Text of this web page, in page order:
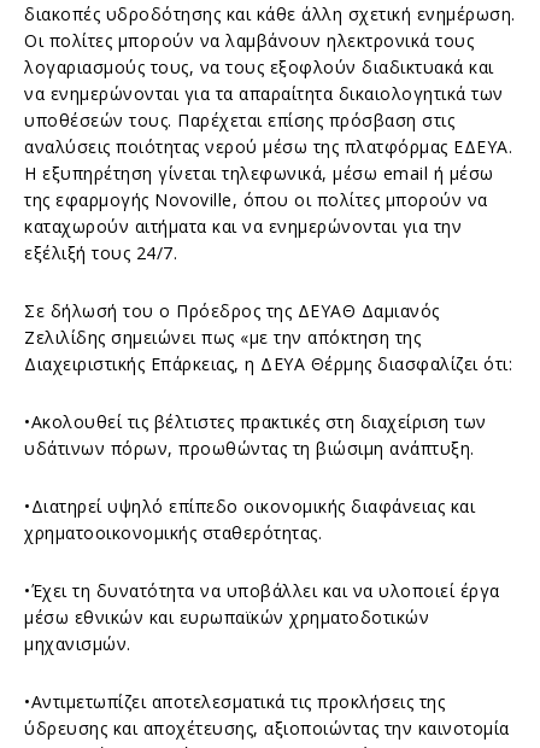
διακοπές υδροδότησης και κάθε άλλη σχετική ενημέρωση.
Οι πολίτες μπορούν να λαμβάνουν ηλεκτρονικά τους
λογαριασμούς τους, να τους εξοφλούν διαδικτυακά και
να ενημερώνονται για τα απαραίτητα δικαιολογητικά των
υποθέσεών τους. Παρέχεται επίσης πρόσβαση στις
αναλύσεις ποιότητας νερού μέσω της πλατφόρμας ΕΔΕΥΑ.
Η εξυπηρέτηση γίνεται τηλεφωνικά, μέσω email ή μέσω
της εφαρμογής Novoville, όπου οι πολίτες μπορούν να
καταχωρούν αιτήματα και να ενημερώνονται για την
εξέλιξή τους 24/7.
Σε δήλωσή του ο Πρόεδρος της ΔΕΥΑΘ Δαμιανός
Ζελιλίδης σημειώνει πως «με την απόκτηση της
Διαχειριστικής Επάρκειας, η ΔΕΥΑ Θέρμης διασφαλίζει ότι:
•Ακολουθεί τις βέλτιστες πρακτικές στη διαχείριση των
υδάτινων πόρων, προωθώντας τη βιώσιμη ανάπτυξη.
•Διατηρεί υψηλό επίπεδο οικονομικής διαφάνειας και
χρηματοοικονομικής σταθερότητας.
•Έχει τη δυνατότητα να υποβάλλει και να υλοποιεί έργα
μέσω εθνικών και ευρωπαϊκών χρηματοδοτικών
μηχανισμών.
•Αντιμετωπίζει αποτελεσματικά τις προκλήσεις της
ύδρευσης και αποχέτευσης, αξιοποιώντας την καινοτομία